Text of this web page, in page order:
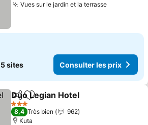
Vues sur le jardin et la terrasseConsulter
5 sites Consulter les prix
PartagerAjouter à mes favoris
Duo Legian Hotel
3 Étoiles
8,4 Très bien
962
Kuta